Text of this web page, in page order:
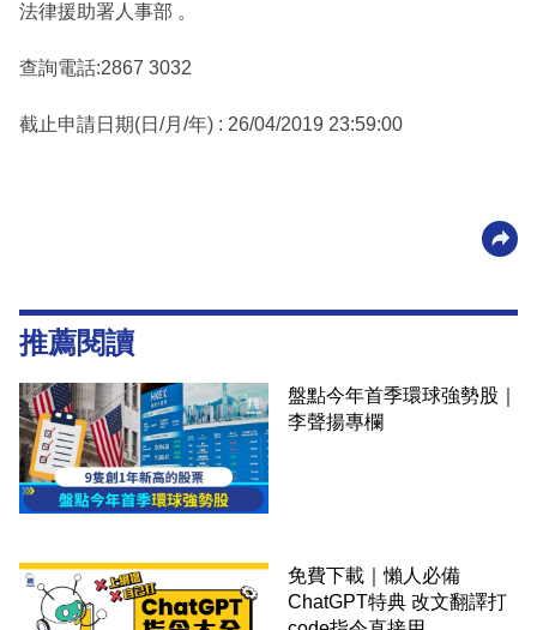
法律援助署人事部 。
查詢電話:2867 3032
截止申請日期(日/月/年) : 26/04/2019 23:59:00
推薦閱讀
盤點今年首季環球強勢股｜
李聲揚專欄
免費下載｜懶人必備
ChatGPT特典 改文翻譯打